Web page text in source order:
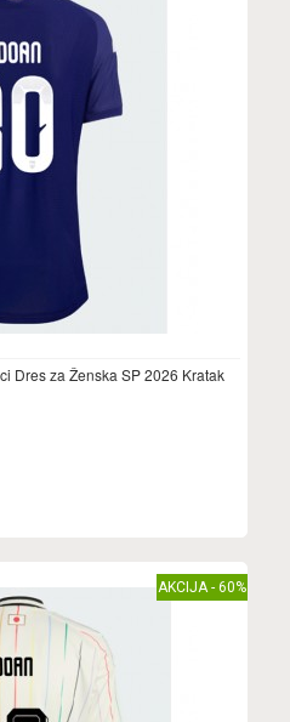
Dres za Ženska SP 2026 Kratak
AKCIJA - 60%